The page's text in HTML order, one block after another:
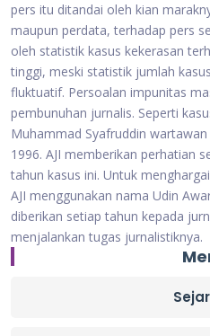
pers itu ditandai oleh kian
maupun perdata, terhadap pers
oleh statistik kasus kekerasan
tinggi, meski statistik jumlah
fluktuatif. Persoalan impunitas
pembunuhan jurnalis. Seperti
Muhammad Syafruddin
1996. AJI memberikan perhatian
tahun kasus ini. Untuk
AJI menggunakan nama Udin
diberikan setiap tahun kepada
menjalankan tugas jurnalistiknya.